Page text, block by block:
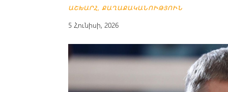
ԱՇԽԱՐՀ,ՔԱՂԱՔԱԿԱՆՈՒԹՅՈՒՆ
5 Հունիսի, 2026